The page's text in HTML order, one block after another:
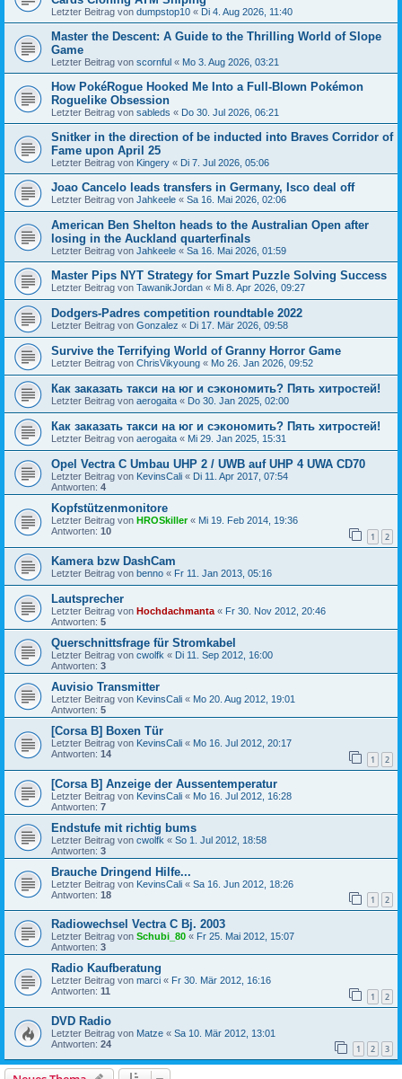
Letzter Beitrag von dumpstop10 « Di 4. Aug 2026, 11:40
Master the Descent: A Guide to the Thrilling World of Slope
Game
Letzter Beitrag von scornful « Mo 3. Aug 2026, 03:21
How PokéRogue Hooked Me Into a Full-Blown Pokémon
Roguelike Obsession
Letzter Beitrag von sableds « Do 30. Jul 2026, 06:21
Snitker in the direction of be inducted into Braves Corridor of
Fame upon April 25
Letzter Beitrag von Kingery « Di 7. Jul 2026, 05:06
Joao Cancelo leads transfers in Germany, Isco deal off
Letzter Beitrag von Jahkeele « Sa 16. Mai 2026, 02:06
American Ben Shelton heads to the Australian Open after
losing in the Auckland quarterfinals
Letzter Beitrag von Jahkeele « Sa 16. Mai 2026, 01:59
Master Pips NYT Strategy for Smart Puzzle Solving Success
Letzter Beitrag von TawanikJordan « Mi 8. Apr 2026, 09:27
Dodgers-Padres competition roundtable 2022
Letzter Beitrag von Gonzalez « Di 17. Mär 2026, 09:58
Survive the Terrifying World of Granny Horror Game
Letzter Beitrag von ChrisVikyoung « Mo 26. Jan 2026, 09:52
Как заказать такси на юг и сэкономить? Пять хитростей!
Letzter Beitrag von aerogaita « Do 30. Jan 2025, 02:00
Как заказать такси на юг и сэкономить? Пять хитростей!
Letzter Beitrag von aerogaita « Mi 29. Jan 2025, 15:31
Opel Vectra C Umbau UHP 2 / UWB auf UHP 4 UWA CD70
Letzter Beitrag von KevinsCali « Di 11. Apr 2017, 07:54
Antworten: 4
Kopfstützenmonitore
Letzter Beitrag von HROSkiller« Mi 19. Feb 2014, 19:36
Antworten: 10 1 2
Kamera bzw DashCam
Letzter Beitrag von benno « Fr 11. Jan 2013, 05:16
Lautsprecher
Letzter Beitrag von Hochdachmanta « Fr 30. Nov 2012, 20:46
Antworten: 5
Querschnittsfrage für Stromkabel
Letzter Beitrag von cwolfk « Di 11. Sep 2012, 16:00
Antworten: 3
Auvisio Transmitter
Letzter Beitrag von KevinsCali « Mo 20. Aug 2012, 19:01
Antworten: 5
[Corsa B] Boxen Tür
Letzter Beitrag von KevinsCali « Mo 16. Jul 2012, 20:17
Antworten: 14 1 2
[Corsa B] Anzeige der Aussentemperatur
Letzter Beitrag von KevinsCali « Mo 16. Jul 2012, 16:28
Antworten: 7
Endstufe mit richtig bums
Letzter Beitrag von cwolfk « So 1. Jul 2012, 18:58
Antworten: 3
Brauche Dringend Hilfe...
Letzter Beitrag von KevinsCali « Sa 16. Jun 2012, 18:26
Antworten: 18 1 2
Radiowechsel Vectra C Bj. 2003
Letzter Beitrag von Schubi_80 « Fr 25. Mai 2012, 15:07
Antworten: 3
Radio Kaufberatung
Letzter Beitrag von marci « Fr 30. Mär 2012, 16:16
Antworten: 11 1 2
DVD Radio
Letzter Beitrag von Matze « Sa 10. Mär 2012, 13:01
Antworten: 24 1 2 3